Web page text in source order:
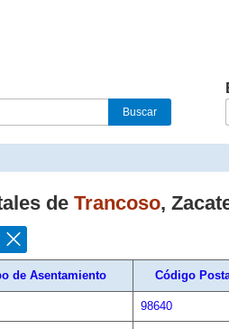
de Trancoso,
de Asentamiento Código
98640